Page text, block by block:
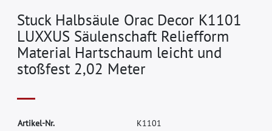
Stuck Halbsäule Orac Decor K1101
LUXXUS Säulenschaft Reliefform
Material Hartschaum leicht und
stoßfest 2,02 Meter
Artikel-Nr. K1101